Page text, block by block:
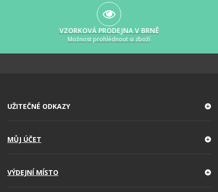
VZORKOVÁ PRODEJNA V BRNĚ
Možnost prohlédnout si zboží
UŽITEČNÉ ODKAZY
MŮJ ÚČET
VÝDEJNÍ MÍSTO